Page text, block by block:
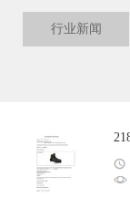
行业新闻